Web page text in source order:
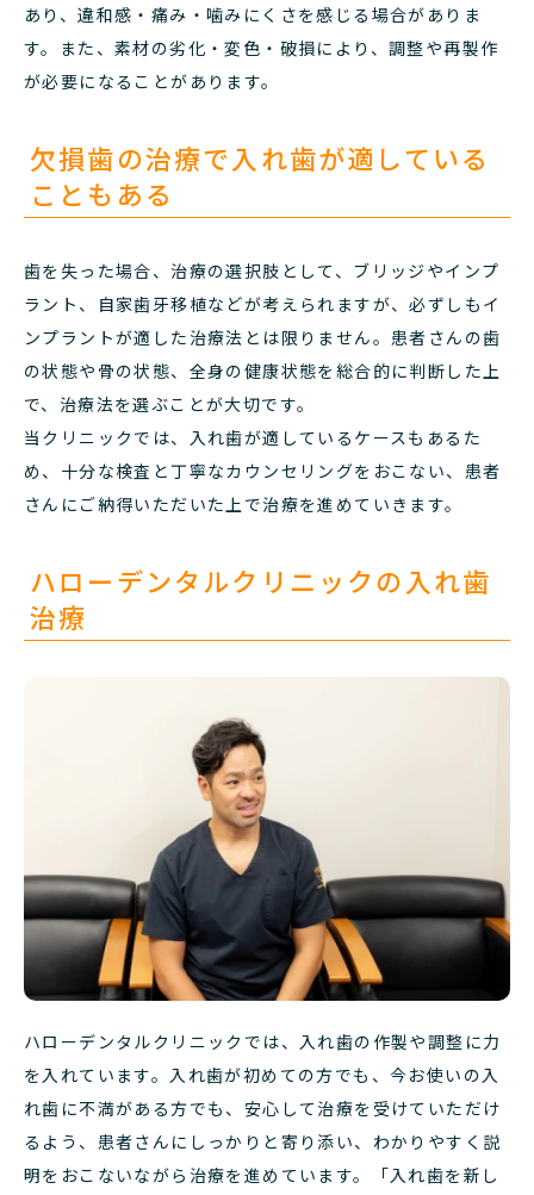
あり、違和感・痛み・噛みにくさを感じる場合がありま
す。また、素材の劣化・変色・破損により、調整や再製作
が必要になることがあります。
欠損歯の治療で入れ歯が適している
こともある
歯を失った場合、治療の選択肢として、ブリッジやインプ
ラント、自家歯牙移植などが考えられますが、必ずしもイ
ンプラントが適した治療法とは限りません。患者さんの歯
の状態や骨の状態、全身の健康状態を総合的に判断した上
で、治療法を選ぶことが大切です。
当クリニックでは、入れ歯が適しているケースもあるた
め、十分な検査と丁寧なカウンセリングをおこない、患者
さんにご納得いただいた上で治療を進めていきます。
ハローデンタルクリニックの入れ歯
治療
ハローデンタルクリニックでは、入れ歯の作製や調整に力
を入れています。入れ歯が初めての方でも、今お使いの入
れ歯に不満がある方でも、安心して治療を受けていただけ
るよう、患者さんにしっかりと寄り添い、わかりやすく説
明をおこないながら治療を進めています。「入れ歯を新し